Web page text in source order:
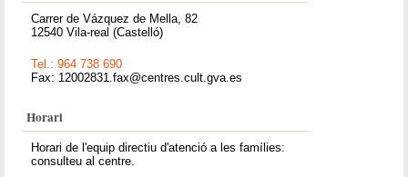
Carrer de Vázquez de Mella, 82
12540 Vila-real (Castelló)
Tel.: 964 738 690
Fax: 12002831.fax@centres.cult.gva.es
Horari
Horari de l'equip directiu d'atenció a les famílies:
consulteu al centre.